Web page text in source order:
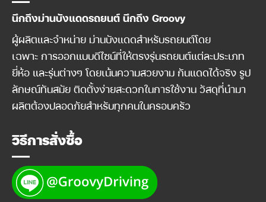
นึกถึงม่านบังแดดรถยนต์ นึกถึง Groovy
ผู้ผลิตและจำหน่าย ม่านบังแดดสำหรับรถยนต์โดย
เฉพาะ การออกแบบดีไซน์ที่ให้ตรงรุ่นรถยนต์แต่ละประเภท
ยี่ห้อ และรุ่นต่างๆ โดยเน้นความสวยงาม กันแดดได้จริง รูป
ลักษณ์ทันสมัย ติดตั้งง่ายสะดวกในการใช้งาน วัสดุที่นำมา
ผลิตต้องปลอดภัยสำหรับทุกคนในครอบครัว
วิธีการสั่งซื้อ